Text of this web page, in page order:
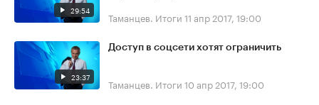
29:54 Таманцев. Итоги 11 апр 2017, 19:00
23:37
Доступ в соцсети хотят ограничить
Таманцев. Итоги 10 апр 2017, 19:00